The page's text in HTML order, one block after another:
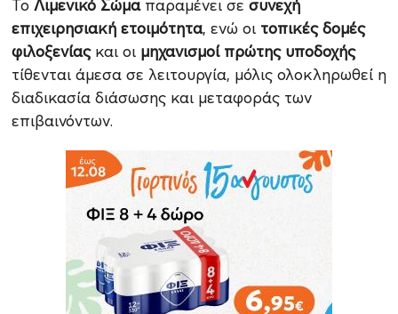
Το Λιμενικό Σώμαπαραμένει σε συνεχή
επιχειρησιακή ετοιμότητα, ενώ οι τοπικές δομές
φιλοξενίαςκαι οι μηχανισμοί πρώτης υποδοχής
τίθενται άμεσα σε λειτουργία, μόλις ολοκληρωθεί η
διαδικασία διάσωσης και μεταφοράς των
επιβαινόντων.